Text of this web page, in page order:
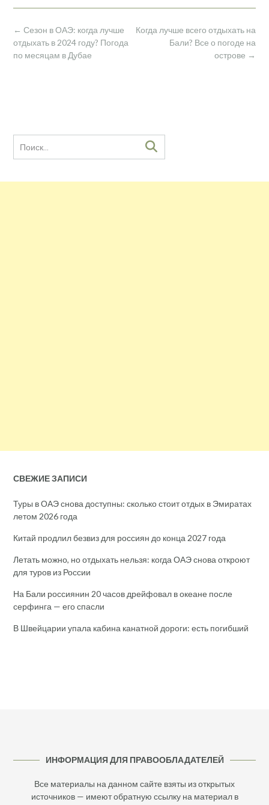
Навигация
по
записям
Когда лучше всего отдыхать на
Бали? Все о погоде на
острове →
← Сезон в ОАЭ: когда лучше
отдыхать в 2024 году? Погода
по месяцам в Дубае
СВЕЖИЕ ЗАПИСИ
Туры в ОАЭ снова доступны: сколько стоит отдых в Эмиратах
летом 2026 года
Китай продлил безвиз для россиян до конца 2027 года
Летать можно, но отдыхать нельзя: когда ОАЭ снова откроют
для туров из России
На Бали россиянин 20 часов дрейфовал в океане после
серфинга — его спасли
В Швейцарии упала кабина канатной дороги: есть погибший
ИНФОРМАЦИЯ ДЛЯ ПРАВООБЛАДАТЕЛЕЙ
Все материалы на данном сайте взяты из открытых
источников — имеют обратную ссылку на материал в